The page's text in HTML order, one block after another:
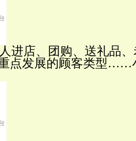
进店、团购、送礼品、
点发展的顾客类型……